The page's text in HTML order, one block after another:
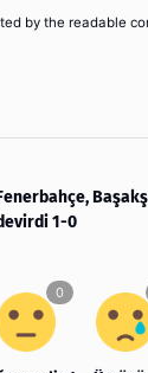
by the readable
1-0